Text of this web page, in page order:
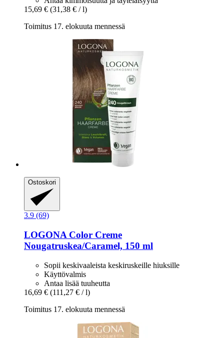
15,69 € (31,38 € / l)
Toimitus 17. elokuuta mennessä
Ostoskori
3.9 (69)
LOGONA Color Creme
Nougatruskea/Caramel, 150 ml
Sopii keskivaaleista keskiruskeille hiuksille
Käyttövalmis
Antaa lisää tuuheutta
16,69 € (111,27 € / l)
Toimitus 17. elokuuta mennessä